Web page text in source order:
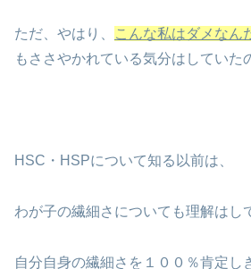
ただ、やはり、 こんな私はダメなん
もささやかれている気分はしていた
HSC・HSPについて知る以前は、
わが子の繊細さについても理解はし
自分自身の繊細さを１００％肯定し